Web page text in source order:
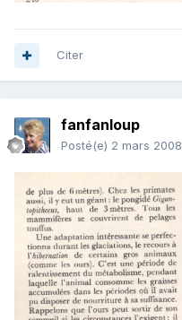
Citer
fanfanloup
Posté(e) 2 mars 2008